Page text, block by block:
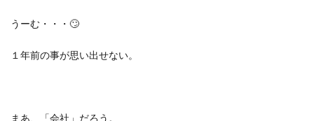
うーむ・・・ 🙄
１年前の事が思い出せない。
まあ、「会社」だろう。